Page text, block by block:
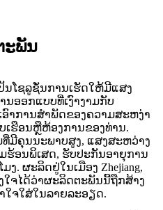
ະພັນ
ເປັນໂຊລູຊັ່ນການເຮັດໃຫ້ມີແສງ
ອອກແບບທີ່ເງົາງາມກັບ
ອົາການສໍາພັດຂອງຄວາມສະຫງ່າ
ເຮືອນຫຼືຫ້ອງການຂອງທ່ານ.
ມີຄຸນນະພາບສູງ, ແສງສະຫວ່າງ
ຮ້ອນພິເສດ, ຮັບປະກັນອາຍຸການ
ງ. ຜະລິດຢູ່ໃນເມືອງ Zhejiang,
ໃຈໄດ້ວ່າຜະລິດຕະພັນນີ້ຖືກສ້າງ
ໃຈໃສ່ໃນລາຍລະອຽດ.